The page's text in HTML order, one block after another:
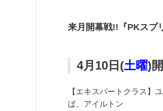
来月開幕戦!!『PKスプ
4月10日(土曜)
【エキスパートクラス】
ぱ、アイルトン